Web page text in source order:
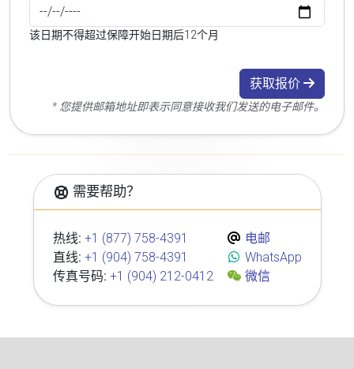
该日期不得超过保障开始日期后12个月
获取报价
* 您提供邮箱地址即表示同意接收我们发送的电子邮件。
需要帮助？
热线: +1 (877) 758-4391
直线: +1 (904) 758-4391
传真号码: +1 (904) 212-0412
电邮
WhatsApp
微信